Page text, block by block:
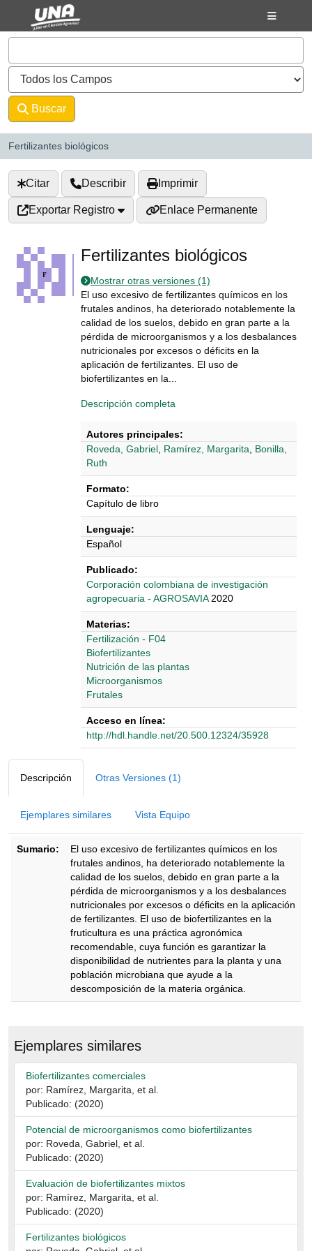
Saltar al contenido
VuFind
Buscar
Fertilizantes biológicos
Citar Describir Imprimir
Exportar Registro Enlace Permanente
Fertilizantes biológicos
Mostrar otras versiones (1)
El uso excesivo de fertilizantes químicos en los
frutales andinos, ha deteriorado notablemente la
calidad de los suelos, debido en gran parte a la
pérdida de microorganismos y a los desbalances
nutricionales por excesos o déficits en la
aplicación de fertilizantes. El uso de
biofertilizantes en la...
Descripción completa
Autores principales:
Roveda, Gabriel, Ramírez, Margarita, Bonilla,
Ruth
Formato:
Capítulo de libro
Lenguaje:
Español
Publicado:
‎‎Corporación colombiana de investigación
agropecuaria - AGROSAVIA 2020
Materias:
Fertilización - F04
Biofertilizantes
Nutrición de las plantas
Microorganismos
Frutales
Acceso en línea:
http://hdl.handle.net/20.500.12324/35928
Descripción Otras Versiones (1)
Ejemplares similares Vista Equipo
Sumario:
El uso excesivo de fertilizantes químicos en los
frutales andinos, ha deteriorado notablemente la
calidad de los suelos, debido en gran parte a la
pérdida de microorganismos y a los desbalances
nutricionales por excesos o déficits en la aplicación
de fertilizantes. El uso de biofertilizantes en la
fruticultura es una práctica agronómica
recomendable, cuya función es garantizar la
disponibilidad de nutrientes para la planta y una
población microbiana que ayude a la
descomposición de la materia orgánica.
Ejemplares similares
Biofertilizantes comerciales
por: Ramírez, Margarita, et al.
Publicado: (2020)
Potencial de microorganismos como biofertilizantes
por: Roveda, Gabriel, et al.
Publicado: (2020)
Evaluación de biofertilizantes mixtos
por: Ramírez, Margarita, et al.
Publicado: (2020)
Fertilizantes biológicos